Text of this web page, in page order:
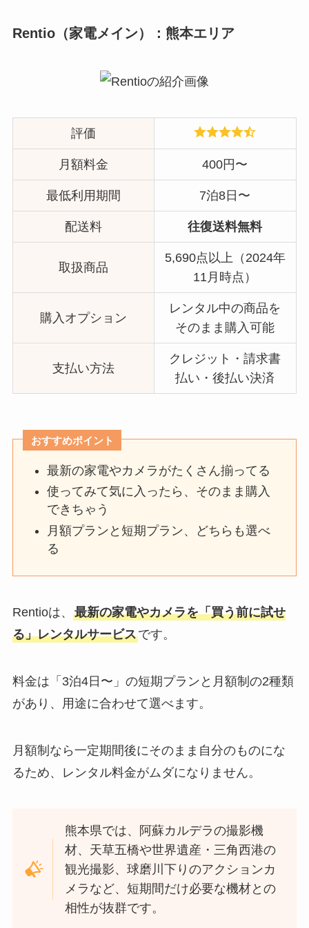
Rentio（家電メイン）：熊本エリア
評価
月額料金 400円〜
最低利用期間 7泊8日〜
配送料 往復送料無料
取扱商品
5,690点以上（2024年
11月時点）
購入オプション
レンタル中の商品を
そのまま購入可能
支払い方法
クレジット・請求書
払い・後払い決済
おすすめポイント
最新の家電やカメラがたくさん揃ってる
使ってみて気に入ったら、そのまま購入
できちゃう
月額プランと短期プラン、どちらも選べ
る
Rentioは、 最新の家電やカメラを「買う前に試せ
る」レンタルサービスです。
料金は「3泊4日〜」の短期プランと月額制の2種類
があり、用途に合わせて選べます。
月額制なら一定期間後にそのまま自分のものにな
るため、レンタル料金がムダになりません。
熊本県では、阿蘇カルデラの撮影機
材、天草五橋や世界遺産・三角西港の
観光撮影、球磨川下りのアクションカ
メラなど、短期間だけ必要な機材との
相性が抜群です。